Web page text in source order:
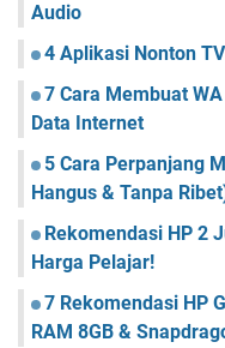
Audio
4 Aplikasi Nonton
7 Cara Membuat
Data Internet
5 Cara Perpanjang
Hangus & Tanpa
Rekomendasi HP 2
Harga Pelajar!
7 Rekomendasi HP
RAM 8GB &